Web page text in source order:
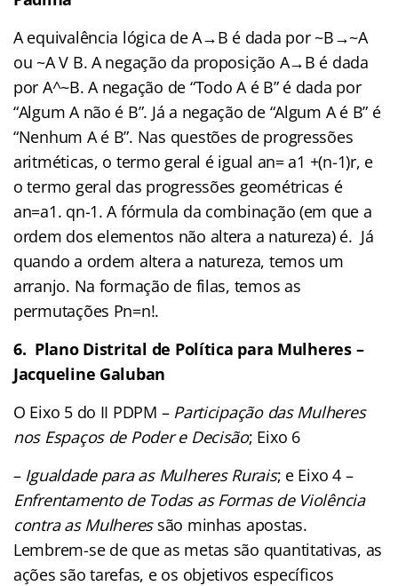
A equivalência lógica de A→B é dada por ~B→~A
ou ~A V B. A negação da proposição A→B é dada
por A^~B. A negação de “Todo A é B” é dada por
“Algum A não é B”. Já a negação de “Algum A é B” é
“Nenhum A é B”. Nas questões de progressões
aritméticas, o termo geral é igual an= a1 +(n-1)r, e
o termo geral das progressões geométricas é
an=a1. qn-1. A fórmula da combinação (em que a
ordem dos elementos não altera a natureza) é. Já
quando a ordem altera a natureza, temos um
arranjo. Na formação de filas, temos as
permutações Pn=n!.
6. Plano Distrital de Política para Mulheres –
Jacqueline Galuban
O Eixo 5 do II PDPM – Participação das Mulheres
nos Espaços de Poder e Decisão; Eixo 6
– Igualdade para as Mulheres Rurais; e Eixo 4 –
Enfrentamento de Todas as Formas de Violência
contra as Mulheressão minhas apostas.
Lembrem-se de que as metas são quantitativas, as
ações são tarefas, e os objetivos específicos